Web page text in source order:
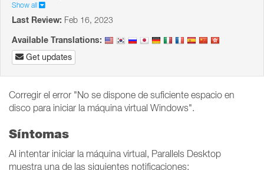
Show all
Last Review: Feb 16, 2023
Available Translations:
Get updates
Corregir el error "No se dispone de suficiente espacio en
disco para iniciar la máquina virtual Windows".
Síntomas
Al intentar iniciar la máquina virtual, Parallels Desktop
muestra una de las siguientes notificaciones: